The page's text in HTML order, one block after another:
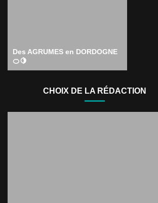
Des AGRUMES en DORDOGNE
🍊🍋
CHOIX DE LA RÉDACTION